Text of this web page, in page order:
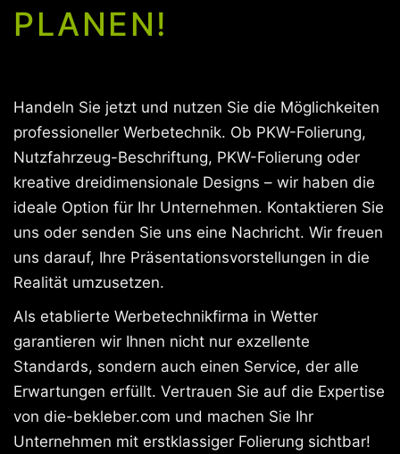
PLANEN!
Handeln Sie jetzt und nutzen Sie die Möglichkeiten
professioneller Werbetechnik. Ob PKW-Folierung,
Nutzfahrzeug-Beschriftung, PKW-Folierung oder
kreative dreidimensionale Designs – wir haben die
ideale Option für Ihr Unternehmen. Kontaktieren Sie
uns oder senden Sie uns eine Nachricht. Wir freuen
uns darauf, Ihre Präsentationsvorstellungen in die
Realität umzusetzen.
Als etablierte Werbetechnikfirma in Wetter
garantieren wir Ihnen nicht nur exzellente
Standards, sondern auch einen Service, der alle
Erwartungen erfüllt. Vertrauen Sie auf die Expertise
von die-bekleber.com und machen Sie Ihr
Unternehmen mit erstklassiger Folierung sichtbar!